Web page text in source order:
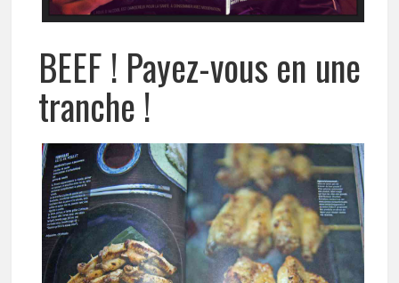
BEEF ! Payez-vous en une
tranche !